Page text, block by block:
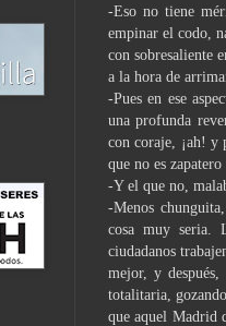
-Eso no tiene
empinar el codo,
con sobresaliente
a la hora de
-Pues en ese
una profunda
con coraje, ¡ah! y
que no es
-Y el que no,
-Menos
cosa muy seria.
ciudadanos
mejor, y
totalitaria,
que aquel Madrid